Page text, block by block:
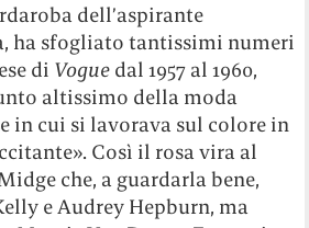
dell’aspirante
ha sfogliato tantissimi numeri
di Vogue dal 1957 al 1960,
altissimo della moda
in cui si lavorava sul colore in
Così il rosa vira al
che, a guardarla bene,
e Audrey Hepburn, ma